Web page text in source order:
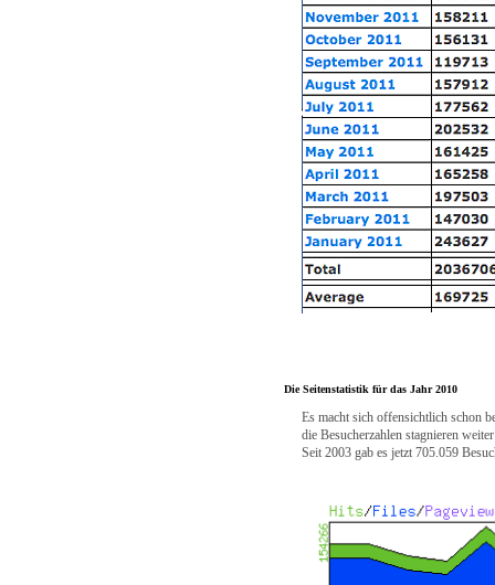
Die Seitenstatistik für das Jahr 2010
Es macht sich offensichtlich schon
die Besucherzahlen stagnieren
Seit 2003 gab es jetzt 705.059